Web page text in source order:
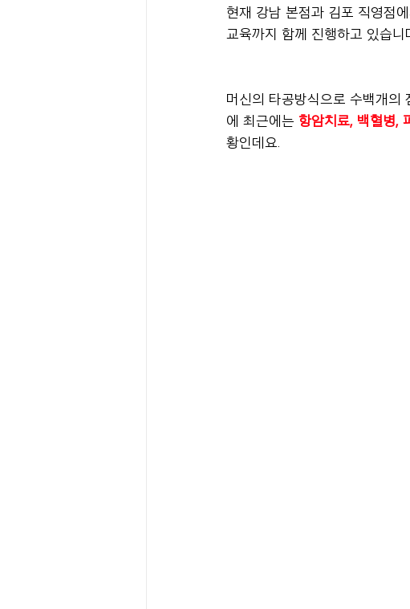
현재 강남 본점과 김포 직영점
교육까지 함께 진행하고 있습니
머신의 타공방식으로 수백개의
에 최근에는 항암치료, 백혈병,
황인데요.